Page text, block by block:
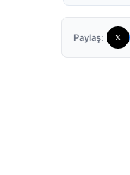
Paylaş: